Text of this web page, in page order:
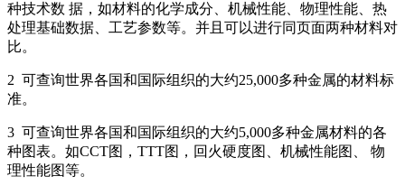
种技术数 据，如材料的化学成分、机械性能、物理性能、热
处理基础数据、工艺参数等。并且可以进行同页面两种材料对
比。
2 可查询世界各国和国际组织的大约25,000多种金属的材料标
准。
3 可查询世界各国和国际组织的大约5,000多种金属材料的各
种图表。如CCT图，TTT图，回火硬度图、机械性能图、 物
理性能图等。